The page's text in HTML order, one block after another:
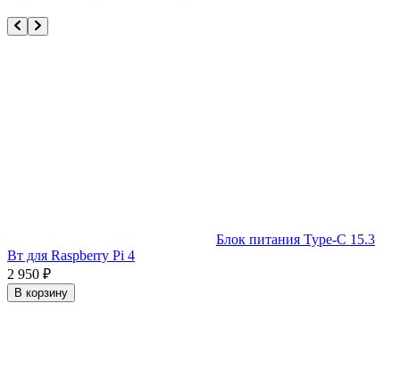
Блок питания Type-C 15.3
Вт для Raspberry Pi 4
2 950 ₽
В корзину